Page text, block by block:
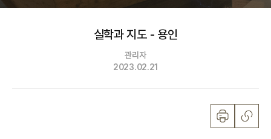
실학과 지도 - 용인
관리자
2023.02.21